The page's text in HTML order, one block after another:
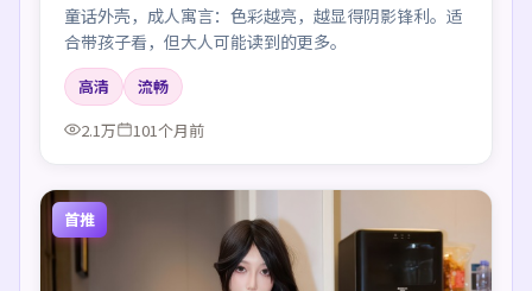
童话外壳，成人寓言：色彩越亮，越显得阴影锋利。适
合带孩子看，但大人可能读到的更多。
高清
流畅
2.1万
101个月前
首推